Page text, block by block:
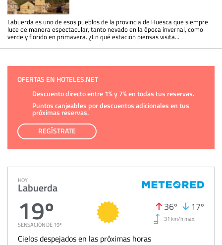
Labuerda es uno de esos pueblos de la provincia de Huesca que siempre
luce de manera espectacular, tanto nevado en la época invernal, como
verde y florido en primavera. ¿En qué estación piensas visita...
OFERTAS EN HOTELES.NET
Descuento directo entre 1% y 7% en todas tus reservas.
Puntos canjeables por descuentos adicionales en tus
próximas reservas.
REGÍSTRATE
HOY
Labuerda
19º
SENSACIÓN DE 19º
36º 17º
31 km/h max.
Cielos despejados en las próximas horas